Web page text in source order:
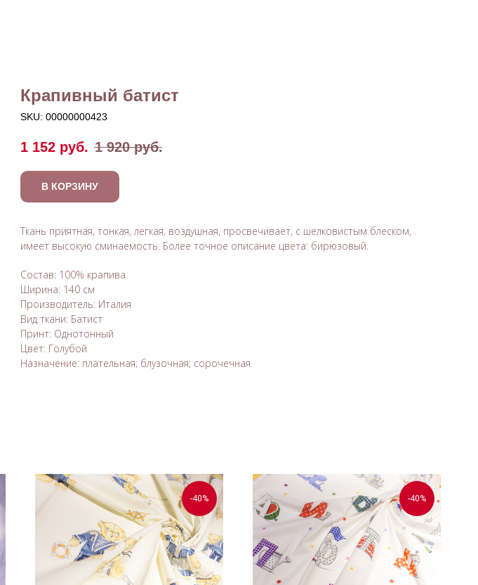
Крапивный батист
SKU: 00000000423
1 152 руб. 1 920 руб.
В КОРЗИНУ
Ткань приятная, тонкая, легкая, воздушная, просвечивает, с шелковистым блеском,
имеет высокую сминаемость. Более точное описание цвета: бирюзовый.
Состав: 100% крапива
Ширина: 140 см
Производитель: Италия
Вид ткани: Батист
Принт: Однотонный
Цвет: Голубой
Назначение: плательная; блузочная; сорочечная
-40% -40%